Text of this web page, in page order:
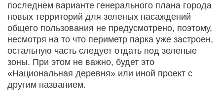
последнем варианте генерального плана города
новых территорий для зеленых насаждений
общего пользования не предусмотрено, поэтому,
несмотря на то что периметр парка уже застроен,
остальную часть следует отдать под зеленые
зоны. При этом не важно, будет это
«Национальная деревня» или иной проект с
другим названием.